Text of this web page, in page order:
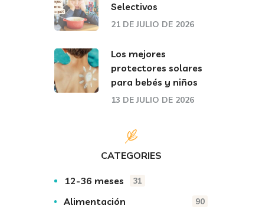
Selectivos
21 DE JULIO DE 2026
Los mejores
protectores solares
para bebés y niños
13 DE JULIO DE 2026
CATEGORIES
12-36 meses 31
Alimentación
90